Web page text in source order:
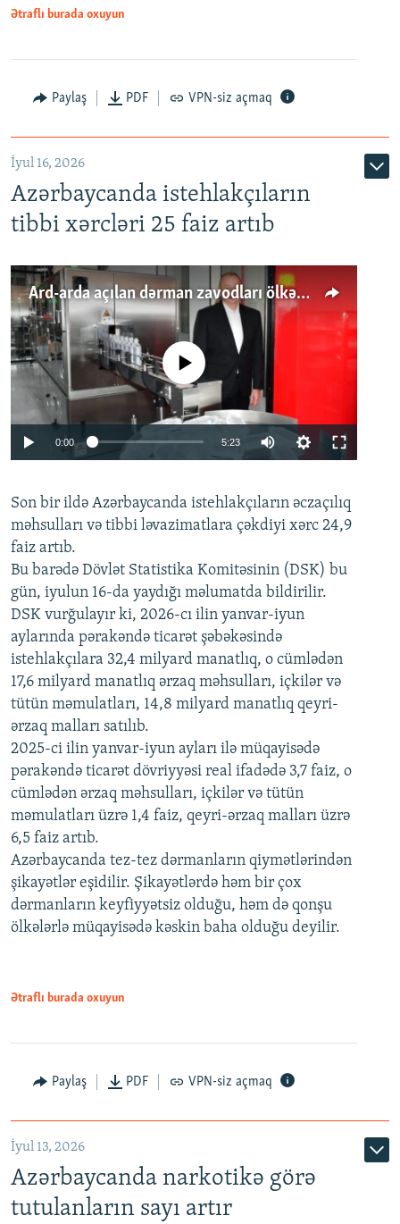
Ətraflı burada oxuyun
Paylaş PDF VPN-siz açmaq
İyul 16, 2026
Azərbaycanda istehlakçıların
tibbi xərcləri 25 faiz artıb
Ard-arda açılan dərman zavodları ölkənin tələbatını ödəyirmi?
Auto 240p 360p 480p
720p 1080p
No media source currently available
0:00 5:23
360p
480p
720p
1080p
Son bir ildə Azərbaycanda istehlakçıların əczaçılıq
məhsulları və tibbi ləvazimatlara çəkdiyi xərc 24,9
faiz artıb.
Bu barədə Dövlət Statistika Komitəsinin (DSK) bu
gün, iyulun 16-da yaydığı məlumatda bildirilir.
DSK vurğulayır ki, 2026-cı ilin yanvar-iyun
aylarında pərakəndə ticarət şəbəkəsində
istehlakçılara 32,4 milyard manatlıq, o cümlədən
17,6 milyard manatlıq ərzaq məhsulları, içkilər və
tütün məmulatları, 14,8 milyard manatlıq qeyri-
ərzaq malları satılıb.
2025-ci ilin yanvar-iyun ayları ilə müqayisədə
pərakəndə ticarət dövriyyəsi real ifadədə 3,7 faiz, o
cümlədən ərzaq məhsulları, içkilər və tütün
məmulatları üzrə 1,4 faiz, qeyri-ərzaq malları üzrə
6,5 faiz artıb.
Azərbaycanda tez-tez dərmanların qiymətlərindən
şikayətlər eşidilir. Şikayətlərdə həm bir çox
dərmanların keyfiyyətsiz olduğu, həm də qonşu
ölkələrlə müqayisədə kəskin baha olduğu deyilir.
Ətraflı burada oxuyun
Paylaş PDF VPN-siz açmaq
İyul 13, 2026
Azərbaycanda narkotikə görə
tutulanların sayı artır